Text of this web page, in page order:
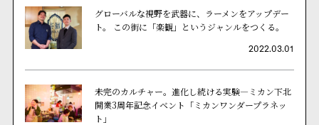
グローバルな視野を武器に、ラーメンをアップデー
ト。 この街に「楽観」というジャンルをつくる。
2022.03.01
未完のカルチャー。進化し続ける実験—ミカン下北
開業3周年記念イベント「ミカンワンダープラネッ
ト」